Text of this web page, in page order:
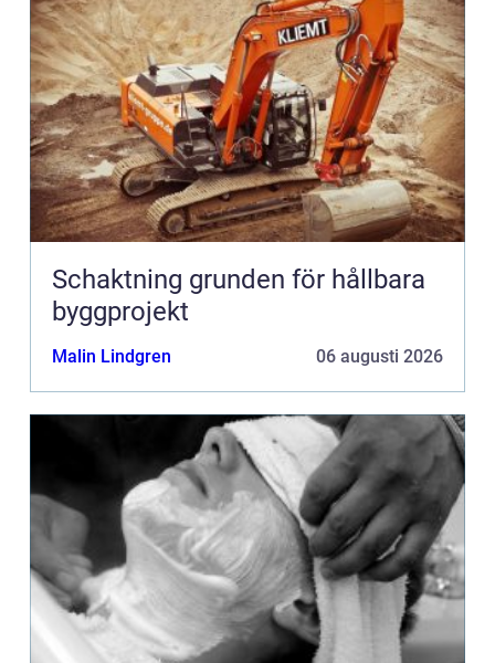
Schaktning grunden för hållbara
byggprojekt
Malin Lindgren 06 augusti 2026